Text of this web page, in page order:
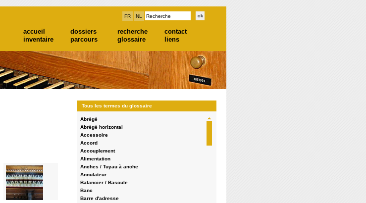
FR NL
accueil dossiers recherche
contact
inventaire
parcours glossaire liens
Tous les termes du glossaire
Abrégé
Abrégé horizontal
Accessoire
Accord
Accouplement
Alimentation
Anches / Tuyau à anche
Annulateur
Balancier / Bascule
Banc
Barre d'adresse